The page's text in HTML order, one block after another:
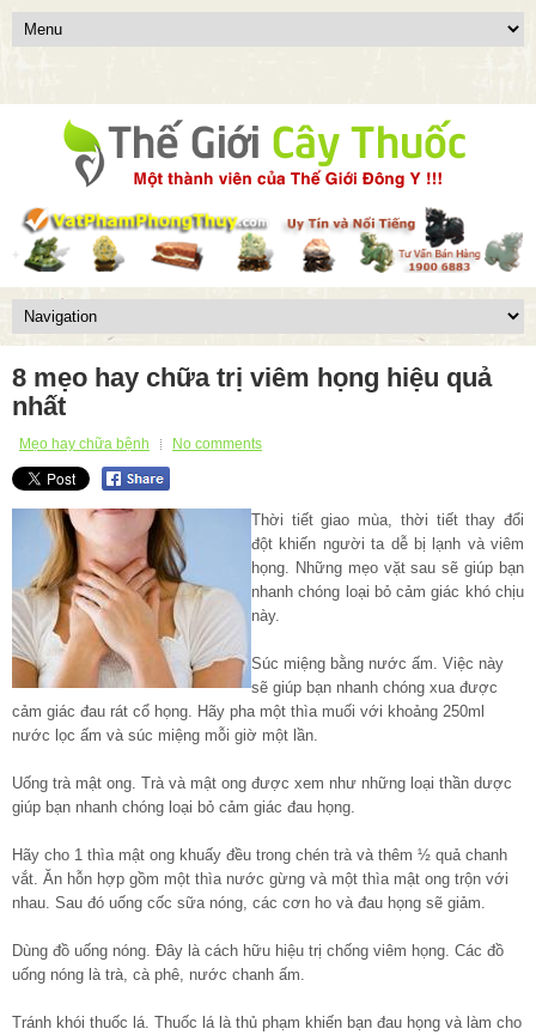
8 mẹo hay chữa trị viêm họng hiệu quả
nhất
Mẹo hay chữa bệnh No comments
Thời tiết giao mùa, thời tiết thay đổi
đột khiến người ta dễ bị lạnh và viêm
họng. Những mẹo vặt sau sẽ giúp bạn
nhanh chóng loại bỏ cảm giác khó chịu
này.
Súc miệng bằng nước ấm. Việc này
sẽ giúp bạn nhanh chóng xua được
cảm giác đau rát cổ họng. Hãy pha một thìa muối với khoảng 250ml
nước lọc ấm và súc miệng mỗi giờ một lần.
Uống trà mật ong. Trà và mật ong được xem như những loại thần dược
giúp bạn nhanh chóng loại bỏ cảm giác đau họng.
Hãy cho 1 thìa mật ong khuấy đều trong chén trà và thêm ½ quả chanh
vắt. Ăn hỗn hợp gồm một thìa nước gừng và một thìa mật ong trộn với
nhau. Sau đó uống cốc sữa nóng, các cơn ho và đau họng sẽ giảm.
Dùng đồ uống nóng. Đây là cách hữu hiệu trị chống viêm họng. Các đồ
uống nóng là trà, cà phê, nước chanh ấm.
Tránh khói thuốc lá. Thuốc lá là thủ phạm khiến bạn đau họng và làm cho